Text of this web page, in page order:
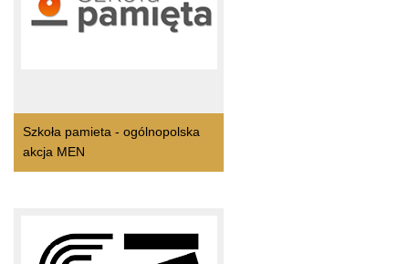
Szkoła pamieta - ogólnopolska
akcja MEN